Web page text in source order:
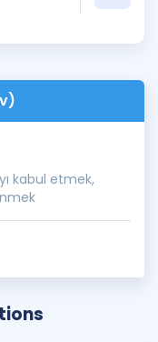
kabul etmek,